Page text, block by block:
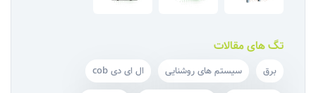
تگ های مقالات
برق سیستم‌ های روشنایی ال ای دی cob